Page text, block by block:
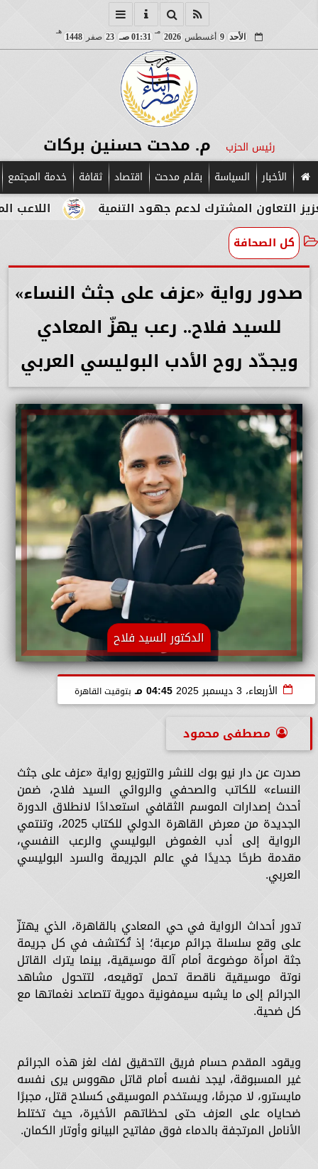
الأحد 9 أغسطس2026
مـ
01:31 صـ 23 صفر1448
هـ
رئيس الحزب م. مدحت حسنين بركات
الأخبار السياسة بقلم مدحت اقتصاد ثقافة خدمة المجتمع
اللاعب المصري المشترك لدعم جهود التنمية
كل الصحافة
صدور رواية «عزف على جثث النساء»
للسيد فلاح.. رعب يهزّ المعادي
ويجدّد روح الأدب البوليسي العربي
الدكتور السيد فلاح
الأربعاء، 3 ديسمبر 2025 04:45 مـ بتوقيت القاهرة
مصطفى محمود
صدرت عن دار نيو بوك للنشر والتوزيع رواية «عزف على جثث
النساء» للكاتب والصحفي والروائي السيد فلاح، ضمن
أحدث إصدارات الموسم الثقافي استعدادًا لانطلاق الدورة
الجديدة من معرض القاهرة الدولي للكتاب 2025، وتنتمي
الرواية إلى أدب الغموض البوليسي والرعب النفسي،
مقدمة طرحًا جديدًا في عالم الجريمة والسرد البوليسي
العربي.
تدور أحداث الرواية في حي المعادي بالقاهرة، الذي يهتزّ
على وقع سلسلة جرائم مرعبة؛ إذ تُكتشف في كل جريمة
جثة امرأة موضوعة أمام آلة موسيقية، بينما يترك القاتل
نوتة موسيقية ناقصة تحمل توقيعه، لتتحول مشاهد
الجرائم إلى ما يشبه سيمفونية دموية تتصاعد نغماتها مع
كل ضحية.
ويقود المقدم حسام فريق التحقيق لفك لغز هذه الجرائم
غير المسبوقة، ليجد نفسه أمام قاتل مهووس يرى نفسه
مايسترو، لا مجرمًا، ويستخدم الموسيقى كسلاح قتل، مجبرًا
ضحاياه على العزف حتى لحظاتهم الأخيرة، حيث تختلط
الأنامل المرتجفة بالدماء فوق مفاتيح البيانو وأوتار الكمان.